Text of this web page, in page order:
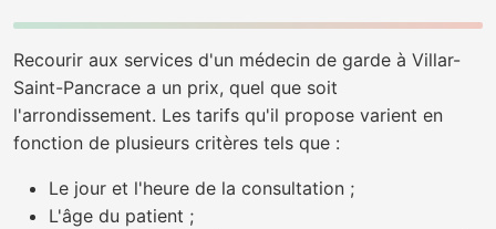
Recourir aux services d'un médecin de garde à Villar-
Saint-Pancrace a un prix, quel que soit
l'arrondissement. Les tarifs qu'il propose varient en
fonction de plusieurs critères tels que :
Le jour et l'heure de la consultation ;
L'âge du patient ;